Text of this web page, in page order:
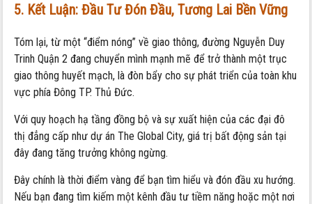
5. Kết Luận: Đầu Tư Đón Đầu, Tương Lai Bền Vững
Tóm lại, từ một “điểm nóng” về giao thông, đường Nguyễn Duy
Trinh Quận 2 đang chuyển mình mạnh mẽ để trở thành một trục
giao thông huyết mạch, là đòn bẩy cho sự phát triển của toàn khu
vực phía Đông TP. Thủ Đức.
Với quy hoạch hạ tầng đồng bộ và sự xuất hiện của các đại đô
thị đẳng cấp như dự án The Global City, giá trị bất động sản tại
đây đang tăng trưởng không ngừng.
Đây chính là thời điểm vàng để bạn tìm hiểu và đón đầu xu hướng.
Nếu bạn đang tìm kiếm một kênh đầu tư tiềm năng hoặc một nơi